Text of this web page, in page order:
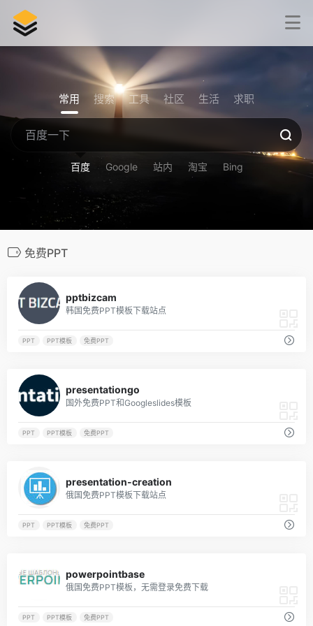
常用 搜索 工具 社区 生活 求职
百度 Google 站内 淘宝 Bing
免费PPT
pptbizcam
韩国免费PPT模板下载站点
PPT PPT模板 免费PPT
presentationgo
国外免费PPT和Googleslides模板
PPT PPT模板 免费PPT
presentation-creation
俄国免费PPT模板下载站点
PPT PPT模板 免费PPT
powerpointbase
俄国免费PPT模板，无需登录免费下载
PPT PPT模板 免费PPT